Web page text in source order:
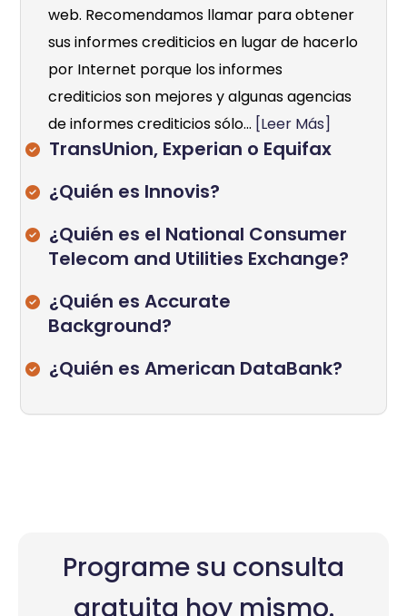
web. Recomendamos llamar para obtener
sus informes crediticios en lugar de hacerlo
por Internet porque los informes
crediticios son mejores y algunas agencias
de informes crediticios sólo... [Leer Más]
TransUnion, Experian o Equifax
¿Quién es Innovis?
¿Quién es el National Consumer
Telecom and Utilities Exchange?
¿Quién es Accurate
Background?
¿Quién es American DataBank?
Programe su consulta
gratuita hoy mismo.